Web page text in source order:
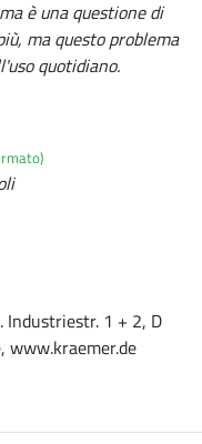
è una questione di
ma questo problema
quotidiano.
Industriestr. 1 + 2, D
www.kraemer.de